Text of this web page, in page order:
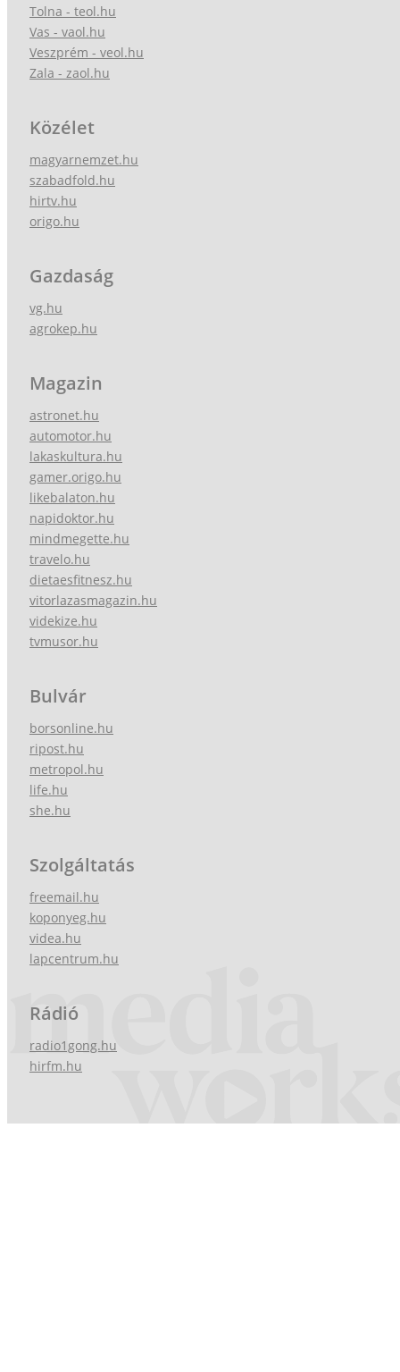
Tolna - teol.hu
Vas - vaol.hu
Veszprém - veol.hu
Zala - zaol.hu
Közélet
magyarnemzet.hu
szabadfold.hu
hirtv.hu
origo.hu
Gazdaság
vg.hu
agrokep.hu
Magazin
astronet.hu
automotor.hu
lakaskultura.hu
gamer.origo.hu
likebalaton.hu
napidoktor.hu
mindmegette.hu
travelo.hu
dietaesfitnesz.hu
vitorlazasmagazin.hu
videkize.hu
tvmusor.hu
Bulvár
borsonline.hu
ripost.hu
metropol.hu
life.hu
she.hu
Szolgáltatás
freemail.hu
koponyeg.hu
videa.hu
lapcentrum.hu
Rádió
radio1gong.hu
hirfm.hu